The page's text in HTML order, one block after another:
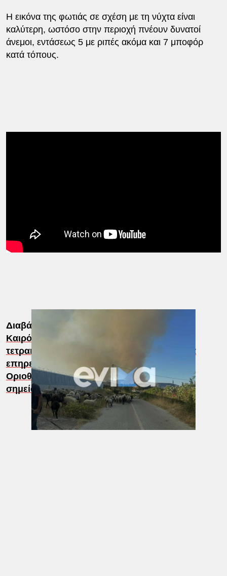
Η εικόνα της φωτιάς σε σχέση με τη νύχτα είναι
καλύτερη, ωστόσο στην περιοχή πνέουν δυνατοί
άνεμοι, εντάσεως 5 με ριπές ακόμα και 7 μποφόρ
κατά τόπους.
Διαβάστε επίσης:
Καιρός: Εξασθενούν οι άνεμοι και έρχεται
τετραήμερος καύσωνας – Ποιες περιοχές θα
επηρεάσει ο «θερμικός θόλος»
Οριοθετήθηκε η φωτιά στη Μεσσηνία – Στο
σημείο δυνάμεις για τυχόν αναζωπυρώσεις